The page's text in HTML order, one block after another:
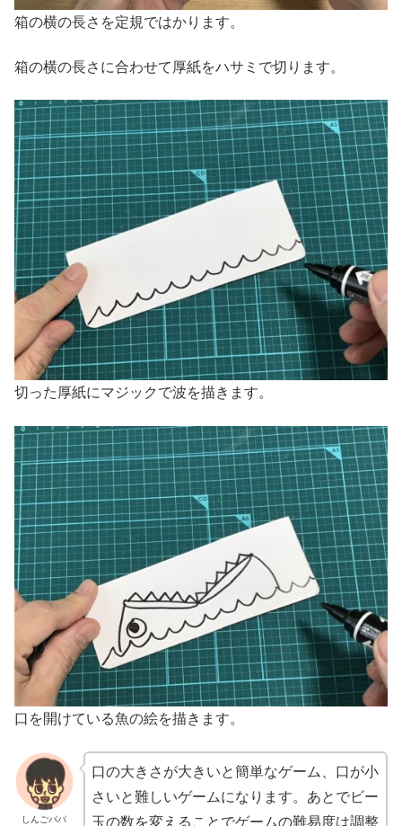
箱の横の長さを定規ではかります。
箱の横の長さに合わせて厚紙をハサミで切ります。
切った厚紙にマジックで波を描きます。
口を開けている魚の絵を描きます。
しんごパパ
口の大きさが大きいと簡単なゲーム、口が小
さいと難しいゲームになります。あとでビー
玉の数を変えることでゲームの難易度は調整